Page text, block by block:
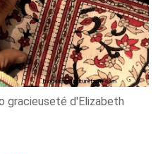
gracieuseté d'Elizabeth